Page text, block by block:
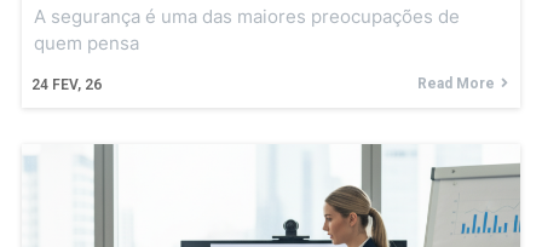
24 FEV, 26
A segurança é uma das maiores preocupações de
quem pensa
Read More